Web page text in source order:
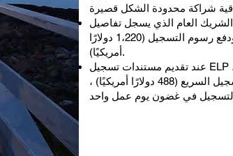
الشريك العام الذي يسجل تفاصيل ELP مع مسجل الشراكات المحدودة
المعفاة عن طريق بيان القسم 9 (1) ودفع رسوم التسجيل (1،220 دولارًا
أمريكيًا).
عند تقديم مستندات تسجيل ELP ، يستغرق إصدار شهادة التسجيل حوالي
خمسة أيام عمل. عند دفع رسوم التسجيل السريع (488 دولارًا أمريكيًا) ،